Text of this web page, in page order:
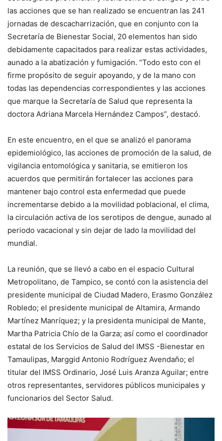
las acciones que se han realizado se encuentran las 241
jornadas de descacharrización, que en conjunto con la
Secretaría de Bienestar Social, 20 elementos han sido
debidamente capacitados para realizar estas actividades,
aunado a la abatización y fumigación. “Todo esto con el
firme propósito de seguir apoyando, y de la mano con
todas las dependencias correspondientes y las acciones
que marque la Secretaría de Salud que representa la
doctora Adriana Marcela Hernández Campos”, destacó.
En este encuentro, en el que se analizó el panorama
epidemiológico, las acciones de promoción de la salud, de
vigilancia entomológica y sanitaria, se emitieron los
acuerdos que permitirán fortalecer las acciones para
mantener bajo control esta enfermedad que puede
incrementarse debido a la movilidad poblacional, el clima,
la circulación activa de los serotipos de dengue, aunado al
periodo vacacional y sin dejar de lado la movilidad del
mundial.
La reunión, que se llevó a cabo en el espacio Cultural
Metropolitano, de Tampico, se contó con la asistencia del
presidente municipal de Ciudad Madero, Erasmo González
Robledo; el presidente municipal de Altamira, Armando
Martínez Manríquez; y la presidenta municipal de Mante,
Martha Patricia Chío de la Garza; así como el coordinador
estatal de los Servicios de Salud del IMSS -Bienestar en
Tamaulipas, Marggid Antonio Rodríguez Avendaño; el
titular del IMSS Ordinario, José Luis Aranza Aguilar; entre
otros representantes, servidores públicos municipales y
funcionarios del Sector Salud.